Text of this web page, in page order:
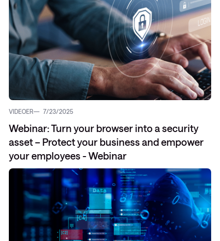
VIDEOER 7/23/2025
Webinar: Turn your browser into a security
asset – Protect your business and empower
your employees - Webinar